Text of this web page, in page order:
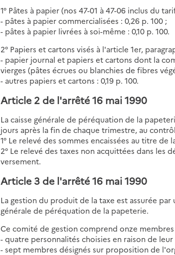
1° Pâtes à papier (nos 47-01 à 47-06 inclus du
- pâtes à papier commercialisées : 0,26 p. 100 ;
- pâtes à papier livrées à soi-même : 0,10 p. 100.
2° Papiers et cartons visés à l'article 1er,
- papier journal et papiers et cartons dont la
vierges (pâtes écrues ou blanchies de fibres
- autres papiers et cartons : 0,19 p. 100.
Article 2 de l'arrêté 16 mai 1990
La caisse générale de péréquation de la
jours après la fin de chaque trimestre, au
1° Le relevé des sommes encaissées au titre de
2° Le relevé des taxes non acquittées dans les
versement.
Article 3 de l'arrêté 16 mai 1990
La gestion du produit de la taxe est assurée
générale de péréquation de la papeterie.
Ce comité de gestion comprend onze
- quatre personnalités choisies en raison de
- sept membres désignés sur proposition de